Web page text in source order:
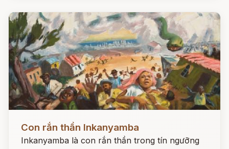
Con rắn thần Inkanyamba
Inkanyamba là con rắn thần trong tín ngưỡng